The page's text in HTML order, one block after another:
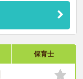
保育士